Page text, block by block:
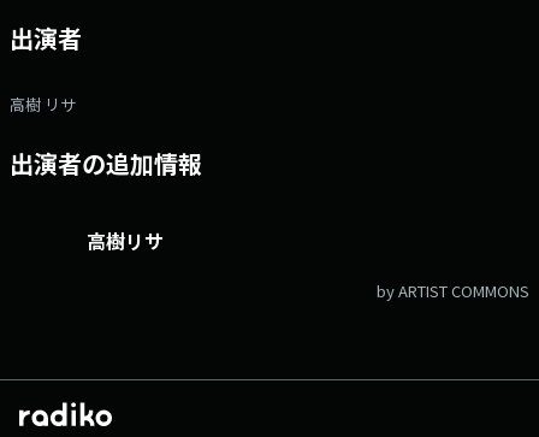
出演者
高樹 リサ
出演者の追加情報
高樹リサ
by ARTIST COMMONS